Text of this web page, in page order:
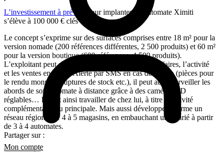
Mon compte
L’investissement à prévoir
pour implanter un automate Ximiti
s’élève à 100 000 € clés en mains
Le concept s’exprime sur des surfaces comprises entre 18 m² pour la
version nomade (200 références différentes, 2 500 produits) et 60 m²
pour la version boutique (600 références, 4 500 produits).
L’exploitant peut contrôler à distance le chiffre d’affaires, l’activité
et les ventes en cours. Alerté par SMS en cas de besoin (pièces pour
le rendu monnaie, ruptures de stock etc.), il peut aussi surveiller les
abords de son automate à distance grâce à des caméras HD
réglables… Il peut ainsi travailler de chez lui, à titre d’activité
complémentaire ou principale. Mais aussi développer à terme un
réseau régional de 4 à 5 magasins, en embauchant un salarié à partir
de 3 à 4 automates.
Partager sur :